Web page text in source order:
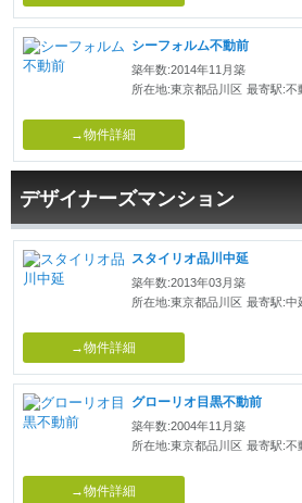
シーフォルム不動前
築年数:2014年11月築
所在地:東京都品川区 最寄駅:不
→物件詳細
デザイナーズマンション
スタイリオ品川中延
築年数:2013年03月築
所在地:東京都品川区 最寄駅:中
→物件詳細
グローリオ目黒不動前
築年数:2004年11月築
所在地:東京都品川区 最寄駅:不
→物件詳細